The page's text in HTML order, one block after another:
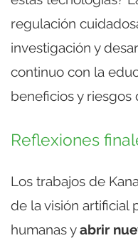
regulación
investigación y
continuo con la
beneficios y riesgos
Reflexiones
Los trabajos de
de la visión artificial
humanas yabrir